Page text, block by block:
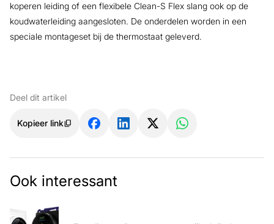
koperen leiding of een flexibele Clean-S Flex slang ook op de
koudwaterleiding aangesloten. De onderdelen worden in een
speciale montageset bij de thermostaat geleverd.
Deel dit artikel
Kopieer link
Ook interessant